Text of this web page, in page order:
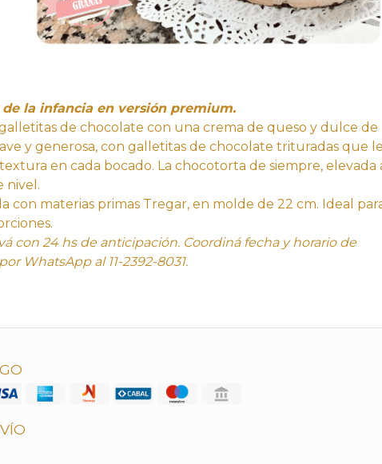
de la infancia en versión premium.
galletitas de chocolate con una crema de queso y dulce de
y generosa, con galletitas de chocolate trituradas que le
en cada bocado. La chocotorta de siempre, elevada
nivel.
con materias primas Tregar, en molde de 22 cm. Ideal
con 24 hs de anticipación. Coordiná fecha y horario de
WhatsApp al 11-2392-8031.